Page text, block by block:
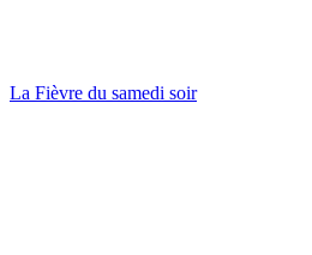
La Fièvre du samedi soir